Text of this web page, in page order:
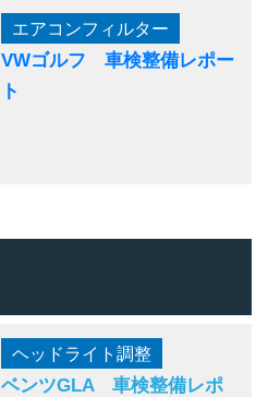
エアコンフィルター
VWゴルフ 車検整備レポー
ト
ヘッドライト調整
ベンツGLA 車検整備レポ